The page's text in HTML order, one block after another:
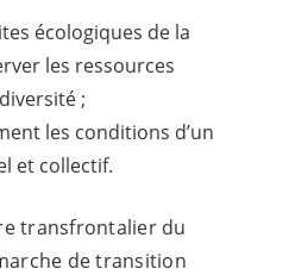
écologiques de la
les ressources
;
les conditions d’un
et collectif.
transfrontalier du
de transition